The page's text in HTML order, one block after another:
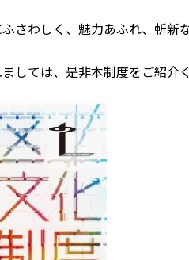
さわしく、魅力あふれ、斬新
しては、是非本制度をご紹介